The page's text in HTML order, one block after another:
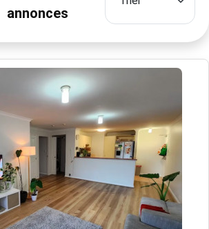
annonces